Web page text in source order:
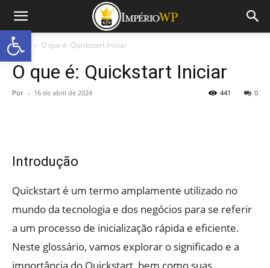
Início O que é: Quickstart Iniciar
O que é: Quickstart Iniciar
Por - 16 de abril de 2024 0
441
Introdução
Quickstart é um termo amplamente utilizado no
mundo da tecnologia e dos negócios para se referir
a um processo de inicialização rápida e eficiente.
Neste glossário, vamos explorar o significado e a
Abrir a barra de ferramentas